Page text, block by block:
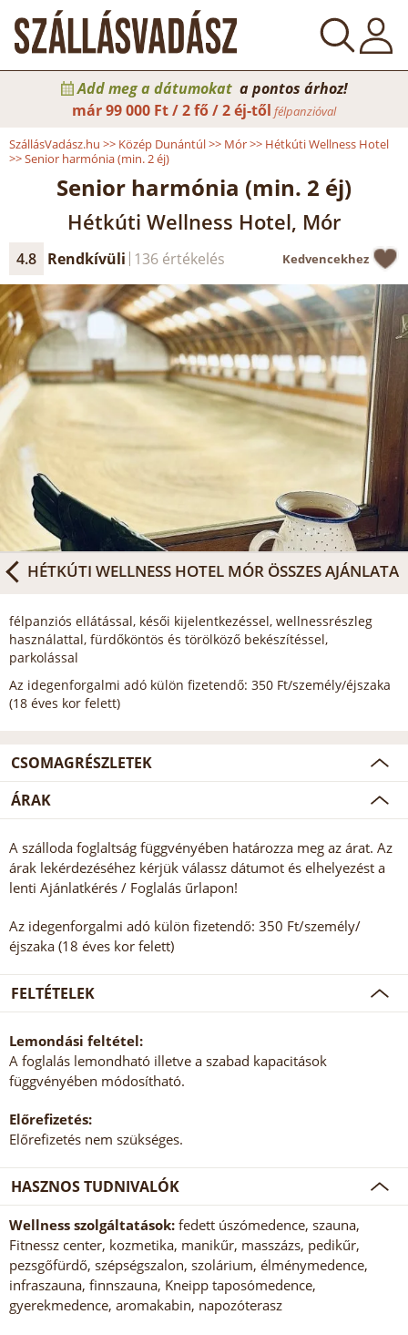
Add meg a dátumokat a pontos árhoz!
már99 000 Ft / 2 fő / 2 éj-től félpanzióval
SzállásVadász.hu >> Közép Dunántúl>> Mór>> Hétkúti Wellness Hotel
>>Senior harmónia (min. 2 éj)
Senior harmónia (min. 2 éj)
Hétkúti Wellness Hotel, Mór
4.8 Rendkívüli 136 értékelés Kedvencekhez
HÉTKÚTI WELLNESS HOTEL MÓR ÖSSZES AJÁNLATA
félpanziós ellátással, késői kijelentkezéssel, wellnessrészleg
használattal, fürdőköntös és törölköző bekészítéssel,
parkolással
Az idegenforgalmi adó külön fizetendő: 350 Ft/személy/éjszaka
(18 éves kor felett)
CSOMAGRÉSZLETEK
ÁRAK
A szálloda foglaltság függvényében határozza meg az árat. Az
árak lekérdezéséhez kérjük válassz dátumot és elhelyezést a
lenti Ajánlatkérés / Foglalás űrlapon!
Az idegenforgalmi adó külön fizetendő: 350 Ft/személy/
éjszaka (18 éves kor felett)
FELTÉTELEK
Lemondási feltétel:
A foglalás lemondható illetve a szabad kapacitások
függvényében módosítható.
Előrefizetés:
Előrefizetés nem szükséges.
HASZNOS TUDNIVALÓK
Wellness szolgáltatások: fedett úszómedence, szauna,
Fitnessz center, kozmetika, manikűr, masszázs, pedikűr,
pezsgőfürdő, szépségszalon, szolárium, élménymedence,
infraszauna, finnszauna, Kneipp taposómedence,
gyerekmedence, aromakabin, napozóterasz